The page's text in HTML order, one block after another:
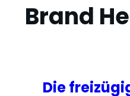
Brand
Die